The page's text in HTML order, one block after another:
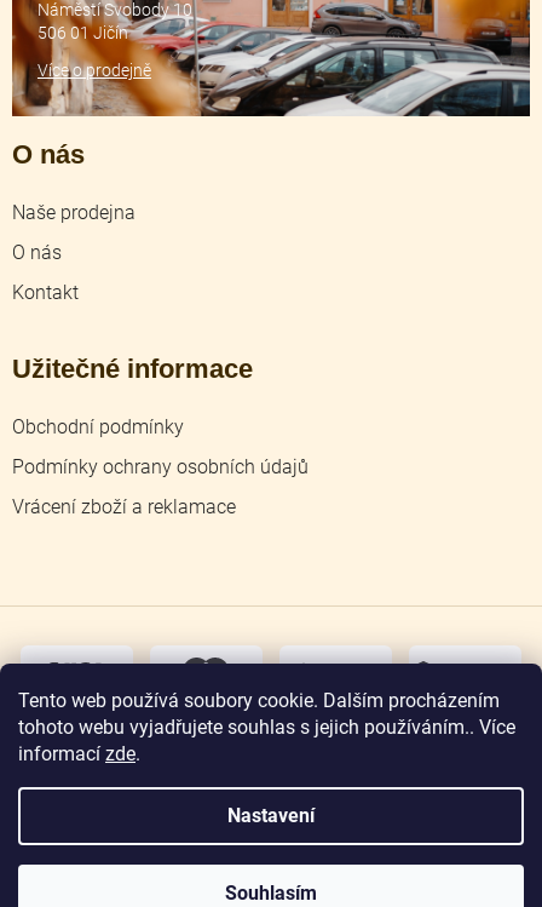
Tento web používá soubory cookie. Dalším procházením
tohoto webu vyjadřujete souhlas s jejich používáním.. Více
informací zde.
Nastavení
Souhlasím
O nás
Naše prodejna
O nás
Kontakt
Užitečné informace
Obchodní podmínky
Podmínky ochrany osobních údajů
Vrácení zboží a reklamace
Náměstí Svobody 10
506 01 Jičín
Více o prodejně
osobní
Copyright 2026Zlatnictví Jičín. Všechna práva
vyhrazena.